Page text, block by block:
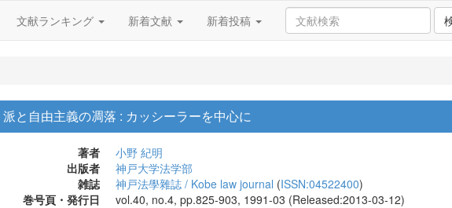
文献ランキング 新着文献 新着投稿
と自由主義の凋落 : カッシーラーを中心に
著者
小野 紀明
出版者
神戸大学法学部
雑誌
神戸法學雜誌 / Kobe law journal (ISSN:04522400)
巻号頁・発行日
vol.40, no.4, pp.825-903, 1991-03 (Released:2013-03-12)